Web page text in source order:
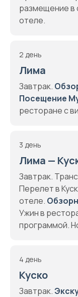
pазмещение в
отеле.
2 день
Лима
Завтрак.
Посещение
ресторане с
3 день
Лима —
Завтрак.
Перелет в
отеле.
Ужин в
программой.
4 день
Куско
Завтрак.